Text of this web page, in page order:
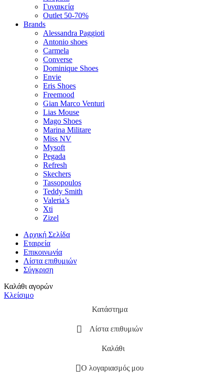
Γυναικεία
Outlet 50-70%
Brands
Alessandra Paggioti
Antonio shoes
Carmela
Converse
Dominique Shoes
Envie
Eris Shoes
Freemood
Gian Marco Venturi
Lias Mouse
Mago Shoes
Marina Militare
Miss NV
Mysoft
Pegada
Refresh
Skechers
Tassopoulos
Teddy Smith
Valeria’s
Xti
Zizel
Αρχική Σελίδα
Εταιρεία
Επικοινωνία
Λίστα επιθυμιών
Σύγκριση
Καλάθι αγορών
Κλείσιμο
Κατάστημα
Λίστα επιθυμιών
Καλάθι
Ο λογαριασμός μου